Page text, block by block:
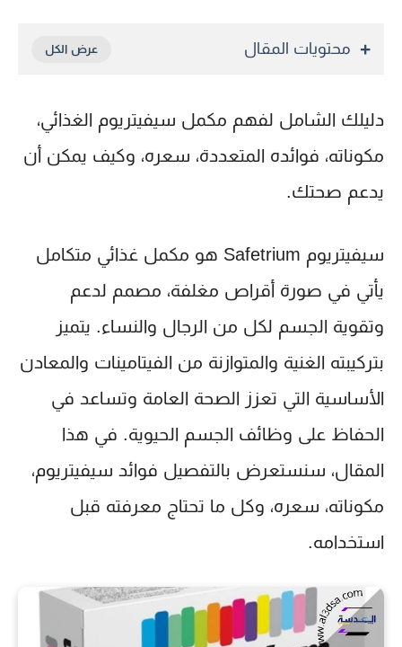
محتويات المقال
دليلك الشامل لفهم مكمل سيفيتريوم الغذائي،
مكوناته، فوائده المتعددة، سعره، وكيف يمكن أن
يدعم صحتك.
سيفيتريوم Safetrium
هو مكمل غذائي متكامل
يأتي في صورة أقراص مغلفة، مصمم لدعم
وتقوية الجسم لكل من الرجال والنساء. يتميز
بتركيبته الغنية والمتوازنة من الفيتامينات والمعادن
الأساسية التي تعزز الصحة العامة وتساعد في
الحفاظ على وظائف الجسم الحيوية. في هذا
المقال، سنستعرض بالتفصيل فوائد سيفيتريوم،
مكوناته، سعره، وكل ما تحتاج معرفته قبل
استخدامه.